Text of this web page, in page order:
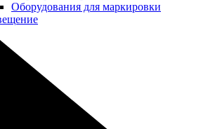
Оборудования для маркировки